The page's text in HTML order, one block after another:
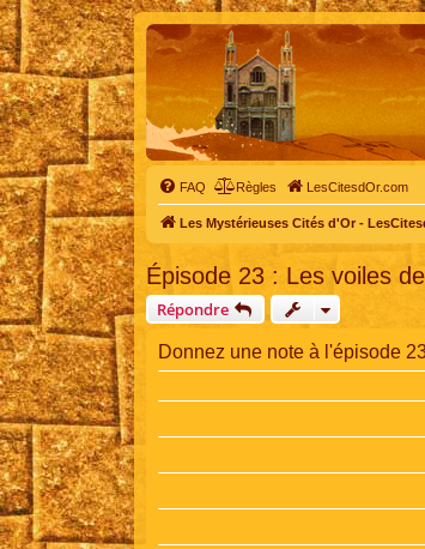
FAQ Règles LesCitesdOr.com
Les Mystérieuses Cités d'Or -
Épisode 23 : Les voiles
Répondre
Donnez une note à l'épisode